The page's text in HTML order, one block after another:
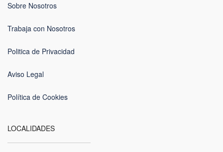
Sobre Nosotros
Trabaja con Nosotros
Politica de Privacidad
Aviso Legal
Política de Cookies
LOCALIDADES